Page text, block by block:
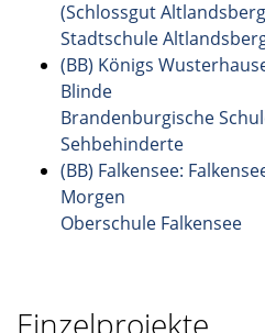
(Schlossgut
Stadtschule
(BB) Königs
Blinde
Brandenburgische
Sehbehinderte
(BB) Falkensee:
Morgen
Oberschule Falkensee
Einzelprojekte